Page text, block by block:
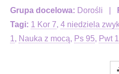
Grupa docelowa: Dorośli
Tagi: 1 Kor 7, 4 niedziela
1, Nauka z mocą, Ps 95, Pwt